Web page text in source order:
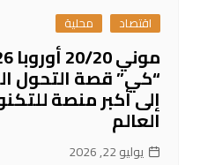
اقتصاد محلية
“كي” قصة التحول
إلى أكبر منصة
العالم
يوليو 22, 2026